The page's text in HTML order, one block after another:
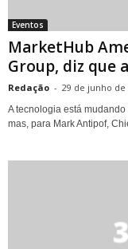
Eventos
MarketHub
Group, diz que
Redação - 29 de junho de
A tecnologia está
mas, para Mark Antipof,